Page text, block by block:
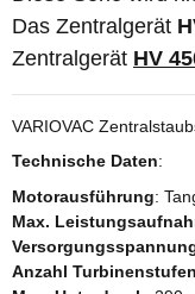
Das Zentralgerät
Zentralgerät HV
VARIOVAC
Technische Daten:
Motorausführung:
Max.
Anzahl Turbinenstufen